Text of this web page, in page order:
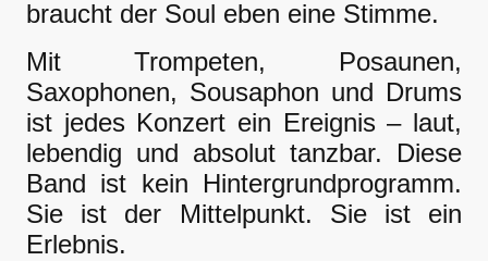
braucht der Soul eben eine Stimme.
Mit Trompeten, Posaunen,
Saxophonen, Sousaphon und Drums
ist jedes Konzert ein Ereignis – laut,
lebendig und absolut tanzbar. Diese
Band ist kein Hintergrundprogramm.
Sie ist der Mittelpunkt. Sie ist ein
Erlebnis.